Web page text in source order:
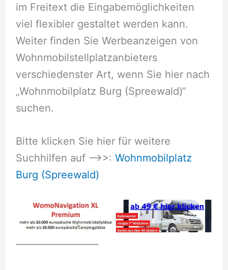
im Freitext die Eingabemöglichkeiten
viel flexibler gestaltet werden kann.
Weiter finden Sie Werbeanzeigen von
Wohnmobilstellplatzanbieters
verschiedenster Art, wenn Sie hier nach
„Wohnmobilplatz Burg (Spreewald)“
suchen.
Bitte klicken Sie hier für weitere
Suchhilfen auf –>>: Wohnmobilplatz
Burg (Spreewald)